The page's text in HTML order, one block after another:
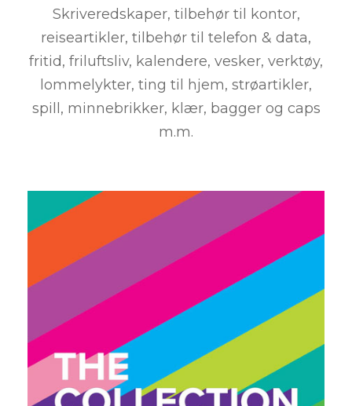
Skriveredskaper, tilbehør til kontor,
reiseartikler, tilbehør til telefon & data,
fritid, friluftsliv, kalendere, vesker, verktøy,
lommelykter, ting til hjem, strøartikler,
spill, minnebrikker, klær, bagger og caps
m.m.